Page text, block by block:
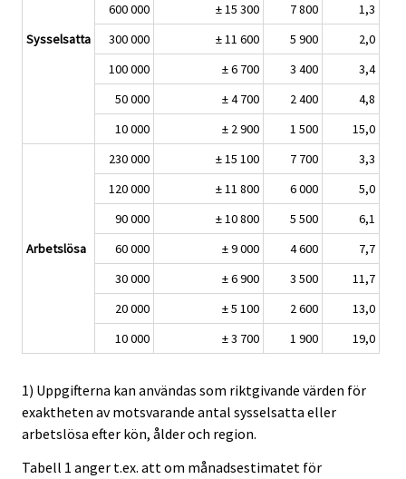
Sysselsatta
600 000
± 15 300 7 800
1,3
300 000
± 11 600 5 900
2,0
100 000
± 6 700 3 400
3,4
50 000
± 4 700 2 400
4,8
10 000
± 2 900 1 500 15,0
Arbetslösa
230 000 ± 15 100 7 700
3,3
120 000
± 11 800 6 000
5,0
90 000
± 10 800 5 500
6,1
60 000
± 9 000 4 600
7,7
30 000
± 6 900 3 500
11,7
20 000
± 5 100 2 600
13,0
10 000
± 3 700 1 900 19,0
1) Uppgifterna kan användas som riktgivande värden för
exaktheten av motsvarande antal sysselsatta eller
arbetslösa efter kön, ålder och region.
Tabell 1 anger t.ex. att om månadsestimatet för